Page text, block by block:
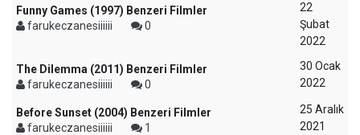
Funny Games (1997) Benzeri Filmler
farukeczanesiiiiii
0
22
Şubat
2022
The Dilemma (2011) Benzeri Filmler
farukeczanesiiiiii
0
30 Ocak
2022
Before Sunset (2004) Benzeri Filmler
farukeczanesiiiiii
1
25 Aralık
2021